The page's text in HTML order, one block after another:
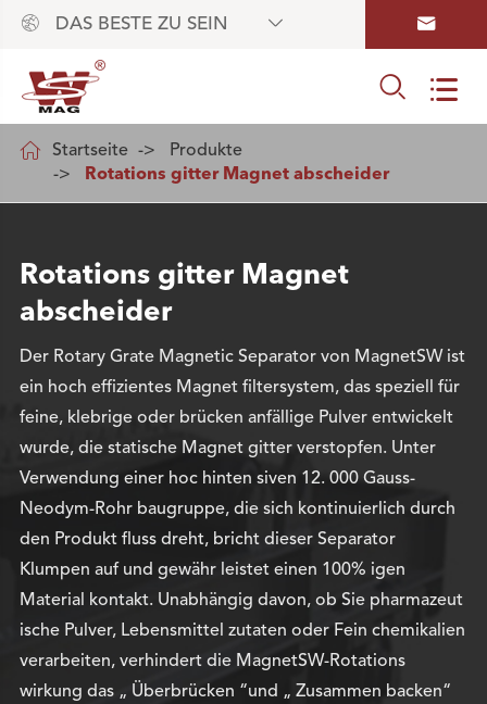
 DAS BESTE ZU SEIN  
 
 Startseite
Produkte
Rotations gitter Magnet abscheider
Rotations gitter Magnet
abscheider
Der Rotary Grate Magnetic Separator von MagnetSW ist
ein hoch effizientes Magnet filtersystem, das speziell für
feine, klebrige oder brücken anfällige Pulver entwickelt
wurde, die statische Magnet gitter verstopfen. Unter
Verwendung einer hoc hinten siven 12. 000 Gauss-
Neodym-Rohr baugruppe, die sich kontinuierlich durch
den Produkt fluss dreht, bricht dieser Separator
Klumpen auf und gewähr leistet einen 100% igen
Material kontakt. Unabhängig davon, ob Sie pharmazeut
ische Pulver, Lebensmittel zutaten oder Fein chemikalien
verarbeiten, verhindert die MagnetSW-Rotations
wirkung das „ Überbrücken “und „ Zusammen backen“